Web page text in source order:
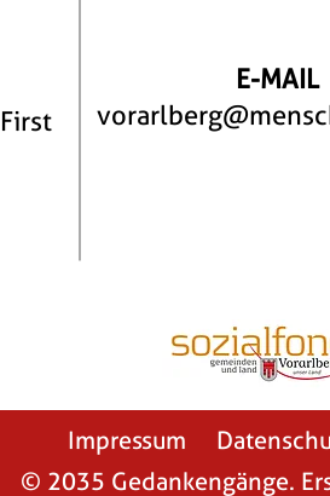
E-MAIL
Impressum
© 2035 Gedankengänge.